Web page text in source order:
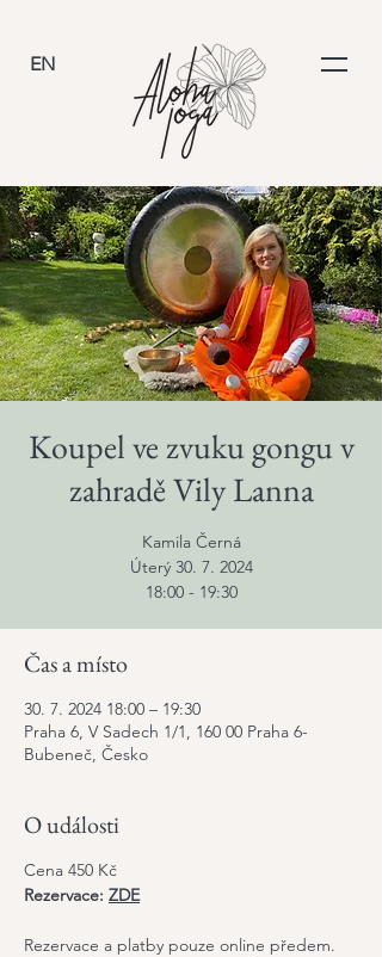
EN
Koupel ve zvuku gongu v
zahradě Vily Lanna
Kamila Černá
Úterý 30. 7. 2024
18:00 - 19:30
Čas a místo
30. 7. 2024 18:00 – 19:30
Praha 6, V Sadech 1/1, 160 00 Praha 6-
Bubeneč, Česko
O události
Cena 450 Kč
Rezervace: ZDE
Rezervace a platby pouze online předem.